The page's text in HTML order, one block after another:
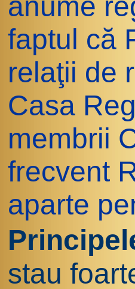
faptul că
relaţii de
Casa
membrii
frecvent
aparte
stau